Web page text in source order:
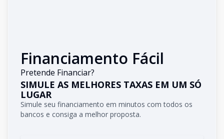
Financiamento Fácil
Pretende Financiar?
SIMULE AS MELHORES TAXAS EM UM SÓ
LUGAR
Simule seu financiamento em minutos com todos os
bancos e consiga a melhor proposta.